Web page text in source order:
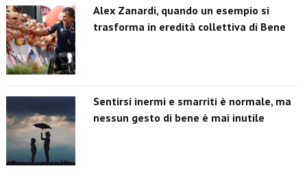
Alex Zanardi, quando un esempio si
trasforma in eredità collettiva di Bene
Sentirsi inermi e smarriti è normale, ma
nessun gesto di bene è mai inutile